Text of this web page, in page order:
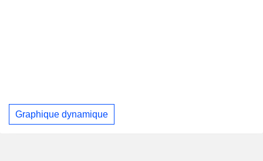
Graphique dynamique